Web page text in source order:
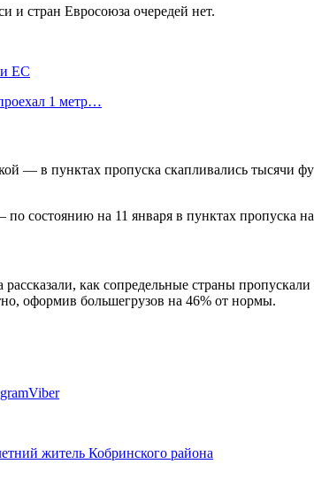
и стран Евросоюза очередей нет.
и ЕС
1 метр…
— в пунктах пропуска скапливались тысячи
состоянию на 11 января в пунктах пропуска
как сопредельные страны
оформив большегрузов на 46% от нормы.
Viber
житель Кобринского района